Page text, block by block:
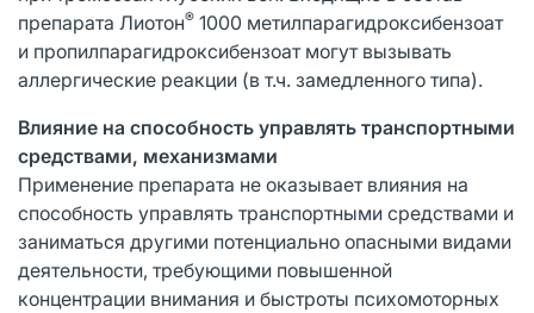
препарата Лиотон® 1000 метилпарагидроксибензоат
и пропилпарагидроксибензоат могут вызывать
аллергические реакции (в т.ч. замедленного типа).
Влияние на способность управлять транспортными
средствами, механизмами
Применение препарата не оказывает влияния на
способность управлять транспортными средствами и
заниматься другими потенциально опасными видами
деятельности, требующими повышенной
концентрации внимания и быстроты психомоторных